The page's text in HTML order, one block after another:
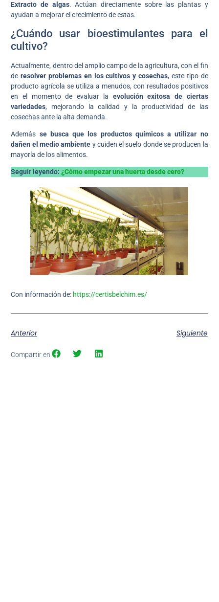
Extracto de algas. Actúan directamente sobre las plantas y
ayudan a mejorar el crecimiento de estas.
¿Cuándo usar bioestimulantes para el
cultivo?
Actualmente, dentro del amplio campo de la agricultura, con el fin
de resolver problemas en los cultivos y cosechas, este tipo de
producto agrícola se utiliza a menudos, con resultados positivos
en el momento de evaluar la evolución exitosa de ciertas
variedades, mejorando la calidad y la productividad de las
cosechas ante la alta demanda.
Además se busca que los productos químicos a utilizar no
dañen el medio ambiente y cuiden el suelo donde se producen la
mayoría de los alimentos.
Seguir leyendo: ¿Cómo empezar una huerta desde cero?
Con información de: https://certisbelchim.es/
Anterior Siguiente
Compartir en